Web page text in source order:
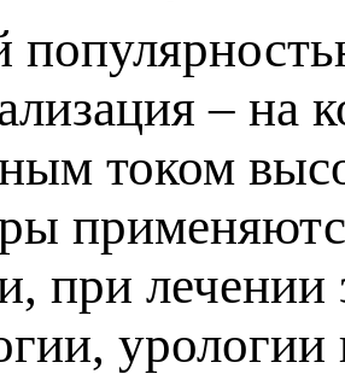
– на
током
при лечении
урологии